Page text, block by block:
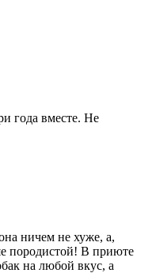
года вместе. Не
ничем не хуже, а,
породистой! В приюте
на любой вкус, а